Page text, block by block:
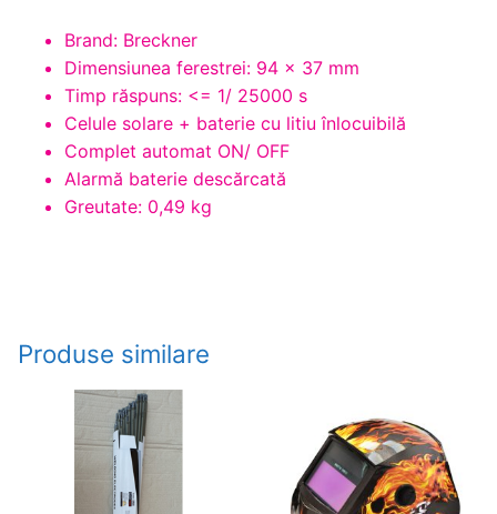
Brand: Breckner
Dimensiunea ferestrei: 94 x 37 mm
Timp răspuns: <= 1/ 25000 s
Celule solare + baterie cu litiu înlocuibilă
Complet automat ON/ OFF
Alarmă baterie descărcată
Greutate: 0,49 kg
Produse similare